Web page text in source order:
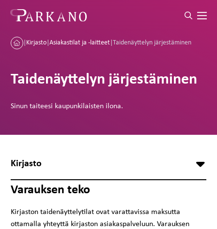
|Kirjasto|Asiakastilat ja -laitteet|Taidenäyttelyn järjestäminen
Taidenäyttelyn järjestäminen
Sinun taiteesi kaupunkilaisten ilona.
Kirjasto
Varauksen teko
Kirjaston taidenäyttelytilat ovat varattavissa maksutta
ottamalla yhteyttä kirjaston asiakaspalveluun. Varauksen